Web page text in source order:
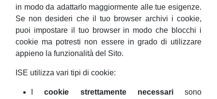
in modo da adattarlo maggiormente alle tue esigenze.
Se non desideri che il tuo browser archivi i cookie,
puoi impostare il tuo browser in modo che blocchi i
cookie ma potresti non essere in grado di utilizzare
appieno la funzionalità del Sito.
ISE utilizza vari tipi di cookie:
Icookie strettamente necessarisono